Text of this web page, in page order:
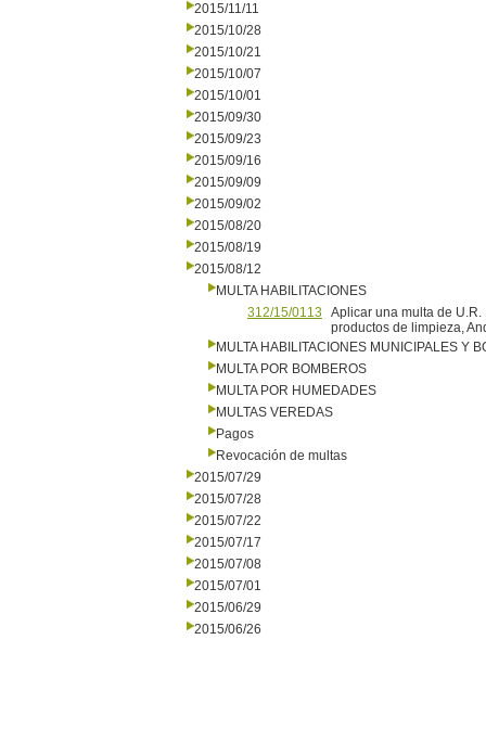
2015/11/11
2015/10/28
2015/10/21
2015/10/07
2015/10/01
2015/09/30
2015/09/23
2015/09/16
2015/09/09
2015/09/02
2015/08/20
2015/08/19
2015/08/12
MULTA HABILITACIONES
312/15/0113
Aplicar una multa de
productos de limpieza,
MULTA HABILITACIONES MUNICIPALES Y
MULTA POR BOMBEROS
MULTA POR HUMEDADES
MULTAS VEREDAS
Pagos
Revocación de multas
2015/07/29
2015/07/28
2015/07/22
2015/07/17
2015/07/08
2015/07/01
2015/06/29
2015/06/26